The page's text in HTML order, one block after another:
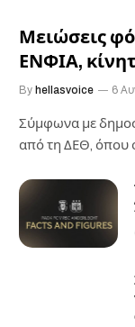
Μειώσεις
ΕΝΦΙΑ,
By hellasvoice 6
Σύμφωνα με
από τη ΔΕΘ, όπου